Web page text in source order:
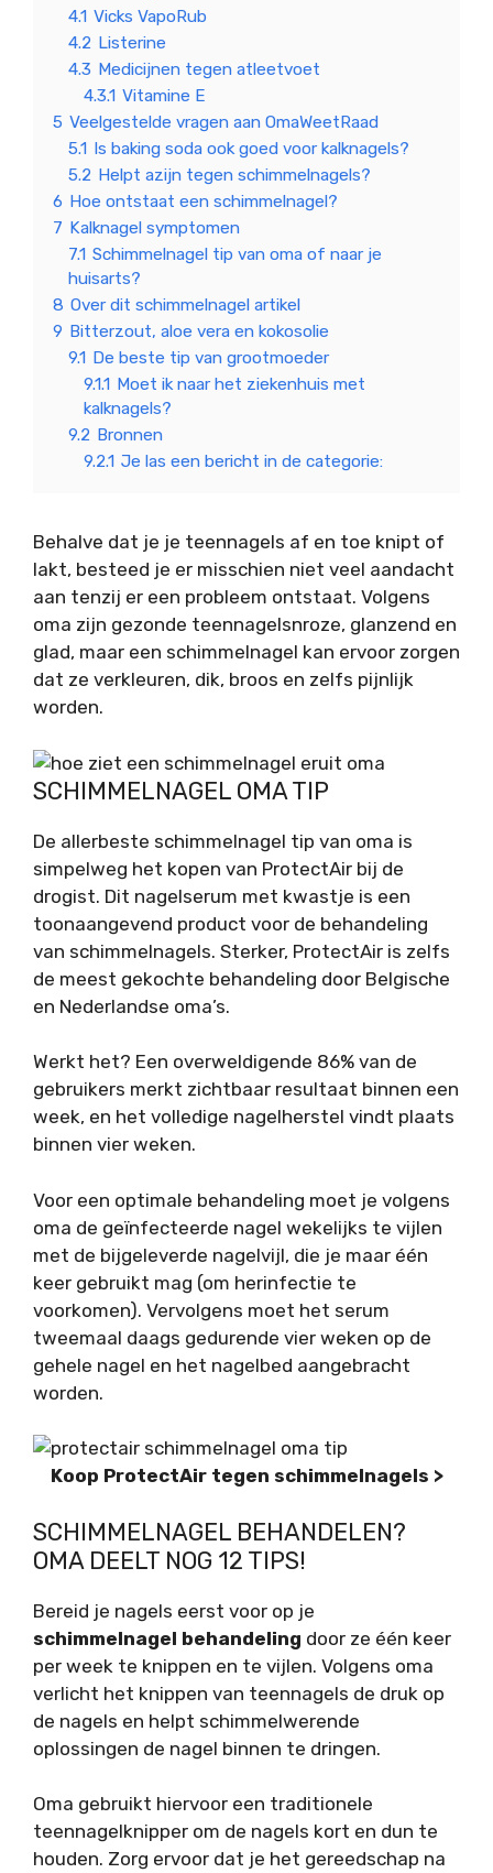
4.1 Vicks VapoRub
4.2 Listerine
4.3 Medicijnen tegen atleetvoet
4.3.1 Vitamine E
5 Veelgestelde vragen aan OmaWeetRaad
5.1 Is baking soda ook goed voor kalknagels?
5.2 Helpt azijn tegen schimmelnagels?
6 Hoe ontstaat een schimmelnagel?
7 Kalknagel symptomen
7.1 Schimmelnagel tip van oma of naar je
huisarts?
8 Over dit schimmelnagel artikel
9 Bitterzout, aloe vera en kokosolie
9.1 De beste tip van grootmoeder
9.1.1 Moet ik naar het ziekenhuis met
kalknagels?
9.2 Bronnen
9.2.1 Je las een bericht in de categorie:
Behalve dat je je teennagels af en toe knipt of
lakt, besteed je er misschien niet veel aandacht
aan tenzij er een probleem ontstaat. Volgens
oma zijn gezonde teennagelsnroze, glanzend en
glad, maar een schimmelnagel kan ervoor zorgen
dat ze verkleuren, dik, broos en zelfs pijnlijk
worden.
SCHIMMELNAGEL OMA TIP
De allerbeste schimmelnagel tip van oma is
simpelweg het kopen van ProtectAir bij de
drogist. Dit nagelserum met kwastje is een
toonaangevend product voor de behandeling
van schimmelnagels. Sterker, ProtectAir is zelfs
de meest gekochte behandeling door Belgische
en Nederlandse oma’s.
Werkt het? Een overweldigende 86% van de
gebruikers merkt zichtbaar resultaat binnen een
week, en het volledige nagelherstel vindt plaats
binnen vier weken.
Voor een optimale behandeling moet je volgens
oma de geïnfecteerde nagel wekelijks te vijlen
met de bijgeleverde nagelvijl, die je maar één
keer gebruikt mag (om herinfectie te
voorkomen). Vervolgens moet het serum
tweemaal daags gedurende vier weken op de
gehele nagel en het nagelbed aangebracht
worden.
Koop ProtectAir tegen schimmelnagels >
SCHIMMELNAGEL BEHANDELEN?
OMA DEELT NOG 12 TIPS!
Bereid je nagels eerst voor op je
schimmelnagel behandeling door ze één keer
per week te knippen en te vijlen. Volgens oma
verlicht het knippen van teennagels de druk op
de nagels en helpt schimmelwerende
oplossingen de nagel binnen te dringen.
Oma gebruikt hiervoor een traditionele
teennagelknipper om de nagels kort en dun te
houden. Zorg ervoor dat je het gereedschap na